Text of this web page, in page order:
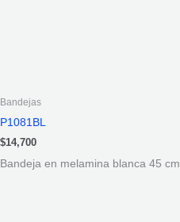
Bandejas
P1081BL
$14,700
Bandeja en melamina blanca 45 cm